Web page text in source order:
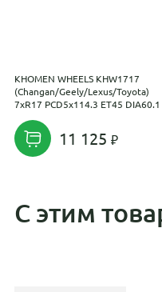
KHOMEN WHEELS KHW1717
(Changan/Geely/Lexus/Toyota)
7xR17 PCD5x114.3 ET45 DIA60.1
11 125
С этим